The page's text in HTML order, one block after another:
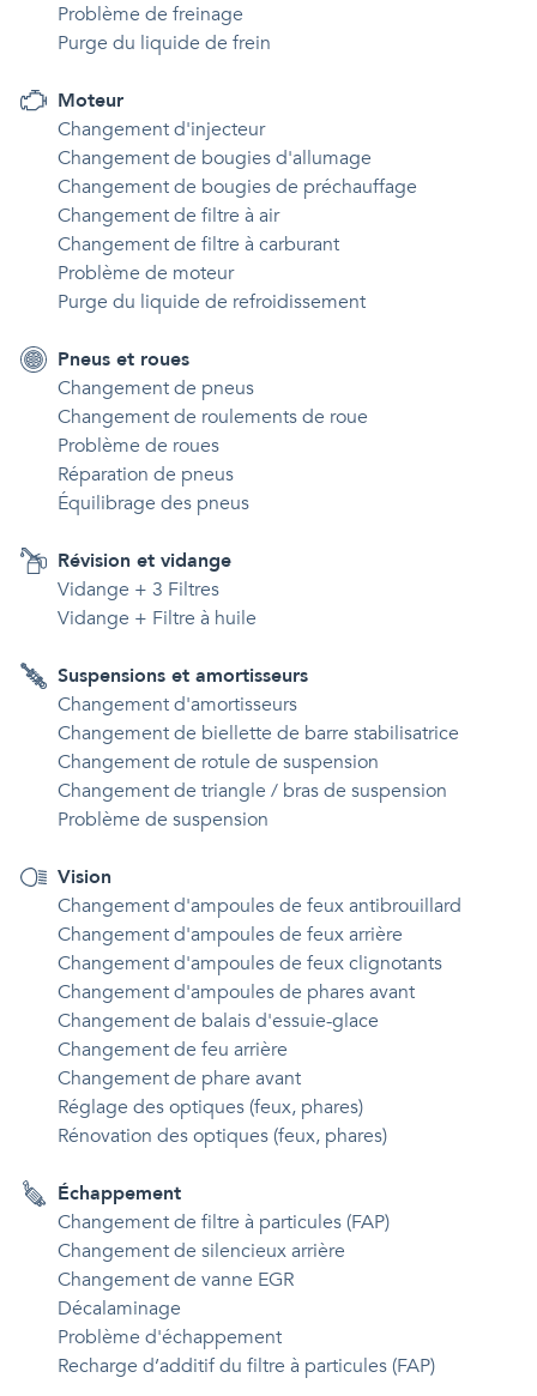
Problème de freinage
Purge du liquide de frein
Moteur
Changement d'injecteur
Changement de bougies d'allumage
Changement de bougies de préchauffage
Changement de filtre à air
Changement de filtre à carburant
Problème de moteur
Purge du liquide de refroidissement
Pneus et roues
Changement de pneus
Changement de roulements de roue
Problème de roues
Réparation de pneus
Équilibrage des pneus
Révision et vidange
Vidange + 3 Filtres
Vidange + Filtre à huile
Suspensions et amortisseurs
Changement d'amortisseurs
Changement de biellette de barre stabilisatrice
Changement de rotule de suspension
Changement de triangle / bras de suspension
Problème de suspension
Vision
Changement d'ampoules de feux antibrouillard
Changement d'ampoules de feux arrière
Changement d'ampoules de feux clignotants
Changement d'ampoules de phares avant
Changement de balais d'essuie-glace
Changement de feu arrière
Changement de phare avant
Réglage des optiques (feux, phares)
Rénovation des optiques (feux, phares)
Échappement
Changement de filtre à particules (FAP)
Changement de silencieux arrière
Changement de vanne EGR
Décalaminage
Problème d'échappement
Recharge d’additif du filtre à particules (FAP)